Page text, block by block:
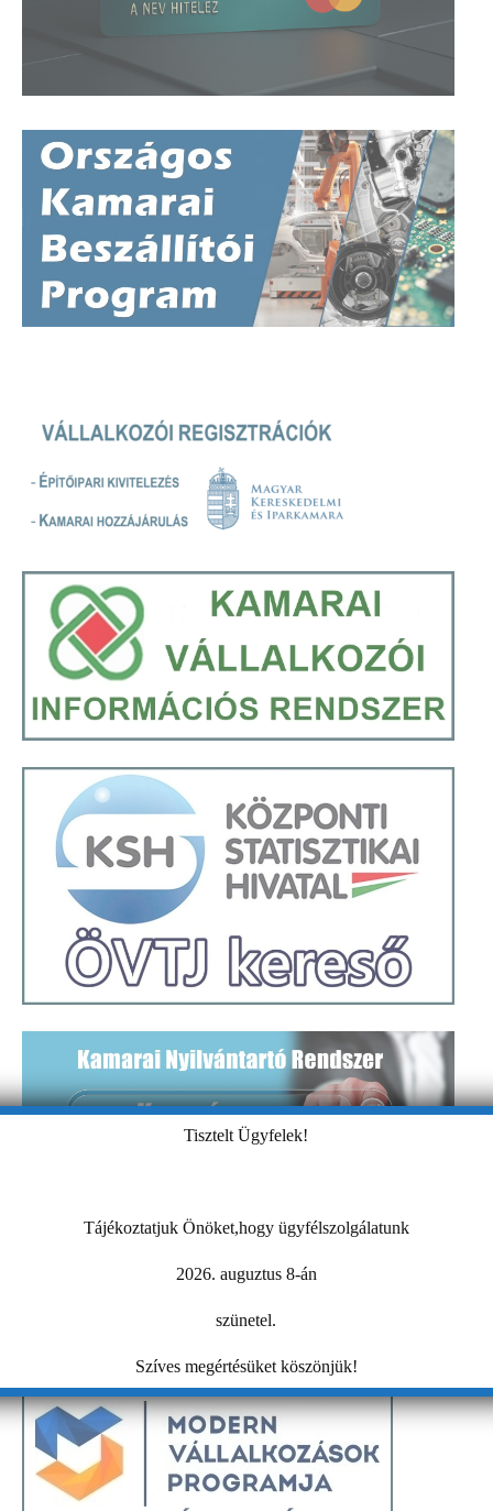
Tisztelt Ügyfelek!
Tájékoztatjuk Önöket,hogy ügyfélszolgálatunk
2026. auguztus 8-án
szünetel.
Szíves megértésüket köszönjük!